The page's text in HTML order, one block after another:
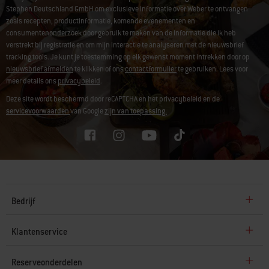
Stephen Deutschland GmbH om exclusieve informatie over Weber te ontvangen
zoals recepten, productinformatie, komende evenementen en
consumentenonderzoek door gebruik te maken van de informatie die ik heb
verstrekt bij registratie en om mijn interactie te analyseren met de nieuwsbrief
tracking tools. Je kunt je toestemming op elk gewenst moment intrekken door op
nieuwsbrief afmeldente klikken of onscontactformulierte gebruiken. Lees voor
meer details onsprivacybeleid.
Deze site wordt beschermd door reCAPTCHA en het privacybeleid en de
servicevoorwaardenvan Googlezijn van toepassing.
Bedrijf
Klantenservice
Reserveonderdelen